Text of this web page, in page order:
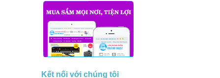
Kết nối với chúng tôi